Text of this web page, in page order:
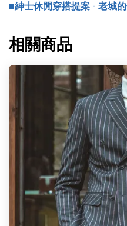
■紳士休閒穿搭提案 - 老城
相關商品